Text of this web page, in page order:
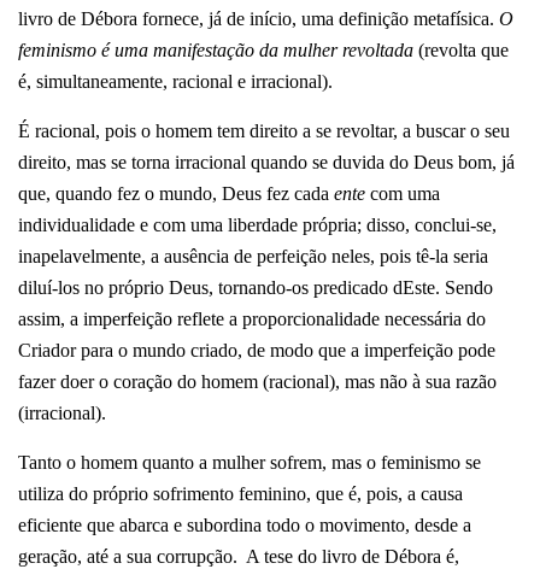
livro de Débora fornece, já de início, uma definição metafísica. O
feminismo é uma manifestação da mulher revoltada (revolta que
é, simultaneamente, racional e irracional).
É racional, pois o homem tem direito a se revoltar, a buscar o seu
direito, mas se torna irracional quando se duvida do Deus bom, já
que, quando fez o mundo, Deus fez cada ente com uma
individualidade e com uma liberdade própria; disso, conclui-se,
inapelavelmente, a ausência de perfeição neles, pois tê-la seria
diluí-los no próprio Deus, tornando-os predicado dEste. Sendo
assim, a imperfeição reflete a proporcionalidade necessária do
Criador para o mundo criado, de modo que a imperfeição pode
fazer doer o coração do homem (racional), mas não à sua razão
(irracional).
Tanto o homem quanto a mulher sofrem, mas o feminismo se
utiliza do próprio sofrimento feminino, que é, pois, a causa
eficiente que abarca e subordina todo o movimento, desde a
geração, até a sua corrupção. A tese do livro de Débora é,